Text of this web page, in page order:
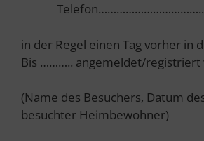
Telefon……………………………..
in der Regel einen Tag vorher in
Bis ……….. angemeldet/registriert
(Name des Besuchers, Datum
besuchter Heimbewohner)